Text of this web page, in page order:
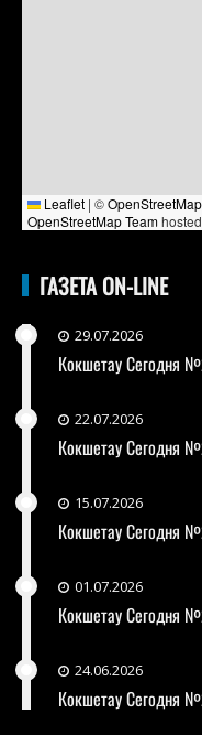
Leaflet | ©OpenStreetMap
OpenStreetMap Team
ГАЗЕТА ON-LINE
29.07.2026
Кокшетау Сегодня
22.07.2026
Кокшетау Сегодня
15.07.2026
Кокшетау Сегодня
01.07.2026
Кокшетау Сегодня
24.06.2026
Кокшетау Сегодня